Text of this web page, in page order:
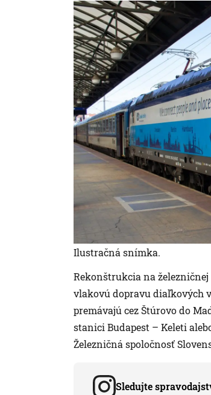
Ilustračná snímka.
Rekonštrukcia na
vlakovú dopravu diaľkových
premávajú cez Štúrovo do
stanici Budapest – Keleti
Železničná spoločnosť
Sledujte